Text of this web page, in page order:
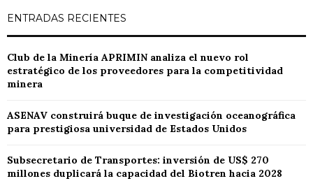
ENTRADAS RECIENTES
Club de la Minería APRIMIN analiza el nuevo rol
estratégico de los proveedores para la competitividad
minera
ASENAV construirá buque de investigación oceanográfica
para prestigiosa universidad de Estados Unidos
Subsecretario de Transportes: inversión de US$ 270
millones duplicará la capacidad del Biotren hacia 2028